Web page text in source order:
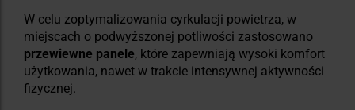
W celu zoptymalizowania cyrkulacji powietrza, w
miejscach o podwyższonej potliwości zastosowano
przewiewne panele, które zapewniają wysoki komfort
użytkowania, nawet w trakcie intensywnej aktywności
fizycznej.